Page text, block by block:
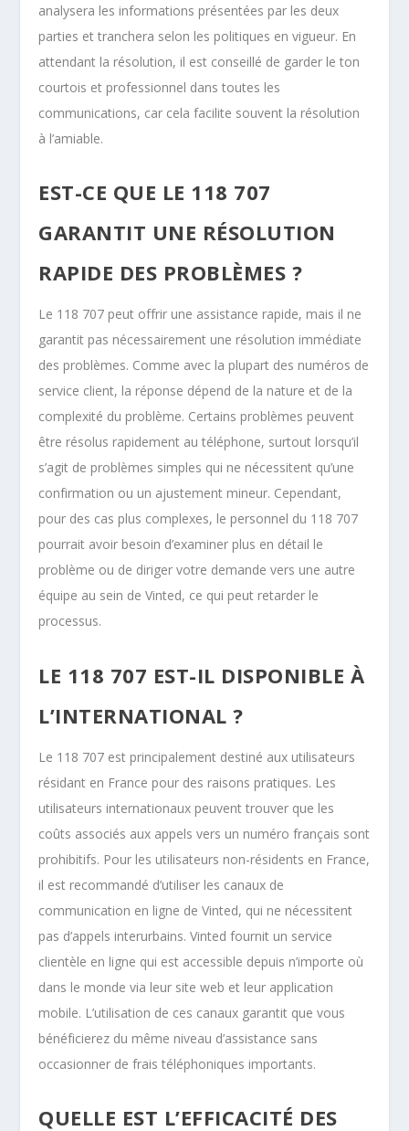
analysera les informations présentées par les deux
parties et tranchera selon les politiques en vigueur. En
attendant la résolution, il est conseillé de garder le ton
courtois et professionnel dans toutes les
communications, car cela facilite souvent la résolution
à l’amiable.
EST-CE QUE LE 118 707
GARANTIT UNE RÉSOLUTION
RAPIDE DES PROBLÈMES ?
Le 118 707 peut offrir une assistance rapide, mais il ne
garantit pas nécessairement une résolution immédiate
des problèmes. Comme avec la plupart des numéros de
service client, la réponse dépend de la nature et de la
complexité du problème. Certains problèmes peuvent
être résolus rapidement au téléphone, surtout lorsqu’il
s’agit de problèmes simples qui ne nécessitent qu’une
confirmation ou un ajustement mineur. Cependant,
pour des cas plus complexes, le personnel du 118 707
pourrait avoir besoin d’examiner plus en détail le
problème ou de diriger votre demande vers une autre
équipe au sein de Vinted, ce qui peut retarder le
processus.
LE 118 707 EST-IL DISPONIBLE À
L’INTERNATIONAL ?
Le 118 707 est principalement destiné aux utilisateurs
résidant en France pour des raisons pratiques. Les
utilisateurs internationaux peuvent trouver que les
coûts associés aux appels vers un numéro français sont
prohibitifs. Pour les utilisateurs non-résidents en France,
il est recommandé d’utiliser les canaux de
communication en ligne de Vinted, qui ne nécessitent
pas d’appels interurbains. Vinted fournit un service
clientèle en ligne qui est accessible depuis n’importe où
dans le monde via leur site web et leur application
mobile. L’utilisation de ces canaux garantit que vous
bénéficierez du même niveau d’assistance sans
occasionner de frais téléphoniques importants.
QUELLE EST L’EFFICACITÉ DES